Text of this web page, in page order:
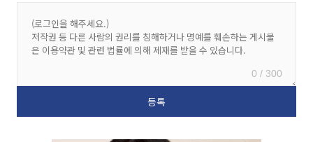
0 / 300